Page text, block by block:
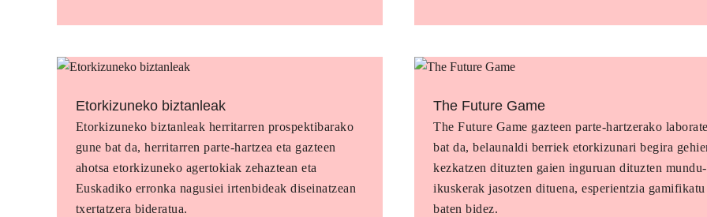
Etorkizuneko biztanleak
Etorkizuneko biztanleak herritarren prospektibarako
gune bat da, herritarren parte-hartzea eta gazteen
ahotsa etorkizuneko agertokiak zehaztean eta
Euskadiko erronka nagusiei irtenbideak diseinatzean
txertatzera bideratua.
The Future Game
The Future Game gazteen parte-hartzerako
bat da, belaunaldi berriek etorkizunari begira
kezkatzen dituzten gaien inguruan dituzten mundu-
ikuskerak jasotzen dituena, esperientzia gamifikatu
baten bidez.